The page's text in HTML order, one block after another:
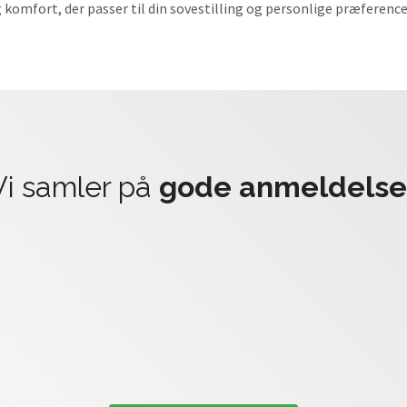
komfort, der passer til din sovestilling og personlige
samler på gode